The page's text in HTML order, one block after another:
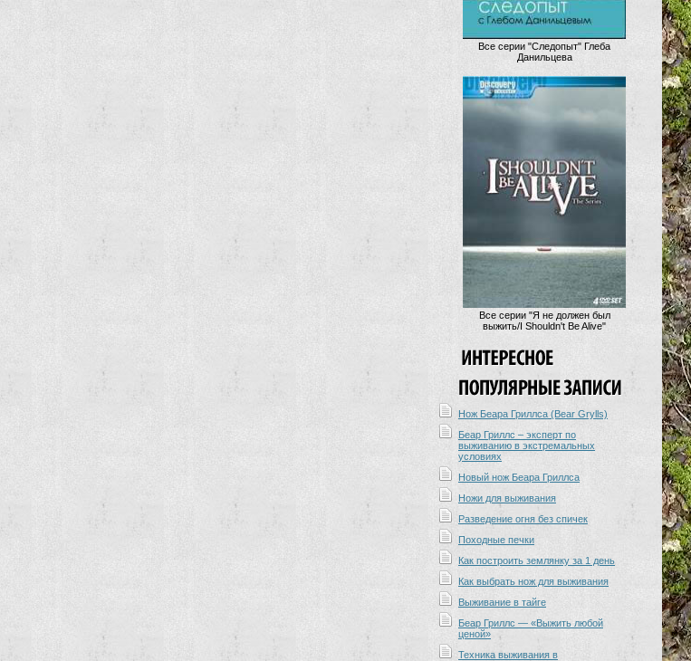
Все серии "Следопыт" Глеба
Данильцева
Все серии "Я не должен был
выжить/I Shouldn't Be Alive"
Нож Беара Гриллса (Bear Grylls)
Беар Гриллс – эксперт по
выживанию в экстремальных
условиях
Новый нож Беара Гриллса
Ножи для выживания
Разведение огня без спичек
Походные печки
Как построить землянку за 1 день
Как выбрать нож для выживания
Выживание в тайге
Беар Гриллс — «Выжить любой
ценой»
Техника выживания в